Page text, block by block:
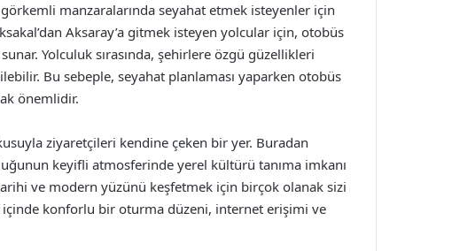
manzaralarında seyahat etmek isteyenler için
Aksaray’a gitmek isteyen yolcular için, otobüs
Yolculuk sırasında, şehirlere özgü güzellikleri
Bu sebeple, seyahat planlaması yaparken otobüs
önemlidir.
ziyaretçileri kendine çeken bir yer. Buradan
keyifli atmosferinde yerel kültürü tanıma imkanı
ve modern yüzünü keşfetmek için birçok olanak sizi
içinde konforlu bir oturma düzeni, internet erişimi ve